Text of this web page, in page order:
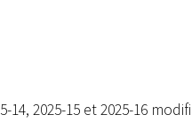
2025-15 et 2025-16